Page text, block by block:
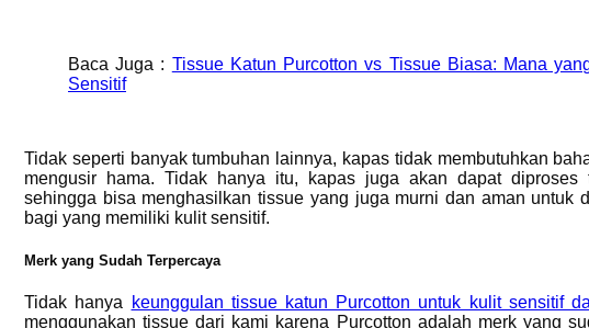
Baca Juga : Tissue Katun Purcotton vs Tissue Biasa: Mana
Sensitif
Tidak seperti banyak tumbuhan lainnya, kapas tidak membutuhkan
mengusir hama. Tidak hanya itu, kapas juga akan dapat diproses
sehingga bisa menghasilkan tissue yang juga murni dan aman untuk
bagi yang memiliki kulit sensitif.
Merk yang Sudah Terpercaya
Tidak hanya keunggulan tissue katun Purcotton untuk kulit sensitif
menggunakan tissue dari kami karena Purcotton adalah merk yang